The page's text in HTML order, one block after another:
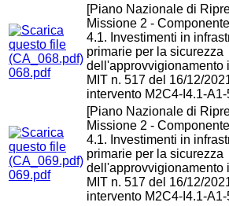
068.pdf
[Piano Nazionale di
Missione 2 -
4.1. Investimenti in
primarie per la sicurezza
dell'approvvigionamento
MIT n. 517 del 16/12/
intervento M2C4-I4.1-A1-
069.pdf
[Piano Nazionale di
Missione 2 -
4.1. Investimenti in
primarie per la sicurezza
dell'approvvigionamento
MIT n. 517 del 16/12/
intervento M2C4-I4.1-A1-